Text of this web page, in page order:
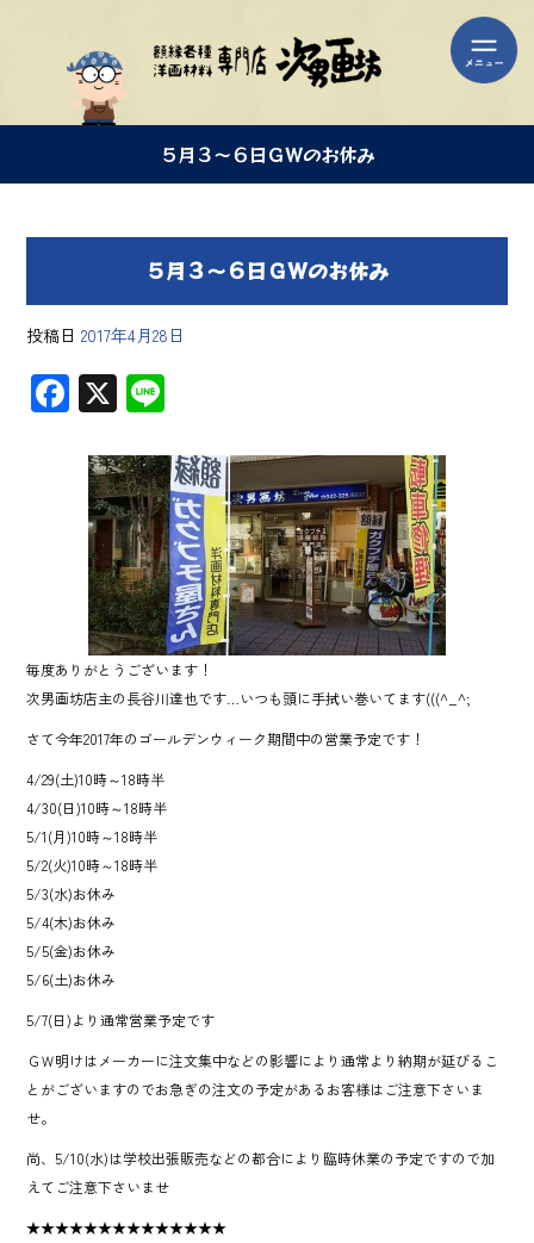
５月３～６日ＧＷのお休み
５月３～６日ＧＷのお休み
投稿日 2017年4月28日
F
ac
e
b
o
ok
X
毎度ありがとうございます！
次男画坊店主の長谷川達也です…いつも頭に手拭い巻いてます(((^_^;
さて今年2017年のゴールデンウィーク期間中の営業予定です！
4/29(土)10時～18時半
4/30(日)10時～18時半
5/1(月)10時～18時半
5/2(火)10時～18時半
5/3(水)お休み
5/4(木)お休み
5/5(金)お休み
5/6(土)お休み
5/7(日)より通常営業予定です
ＧＷ明けはメーカーに注文集中などの影響により通常より納期が延びるこ
とがございますのでお急ぎの注文の予定があるお客様はご注意下さいま
せ。
尚、5/10(水)は学校出張販売などの都合により臨時休業の予定ですので加
えてご注意下さいませ
★★★★★★★★★★★★★★